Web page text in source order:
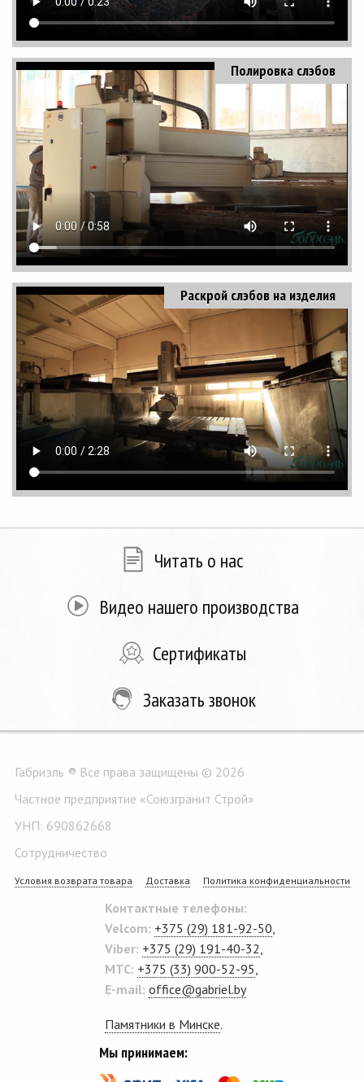
Полировка слэбов
Раскрой слэбов на изделия
Читать о нас
Видео нашего производства
Сертификаты
Заказать звонок
Габриэль ® Все права защищены © 2026
Частное предприятие «Союзгранит Строй»
УНП: 690862668
Сотрудничество
Условия возврата товара Доставка Политика конфиденциальности
Контактные телефоны:
Velcom: +375 (29) 181-92-50
Viber: +375 (29) 191-40-32
MTC: +375 (33) 900-52-95
E-mail: office@gabriel.by
Памятники в Минске.
Мы принимаем: